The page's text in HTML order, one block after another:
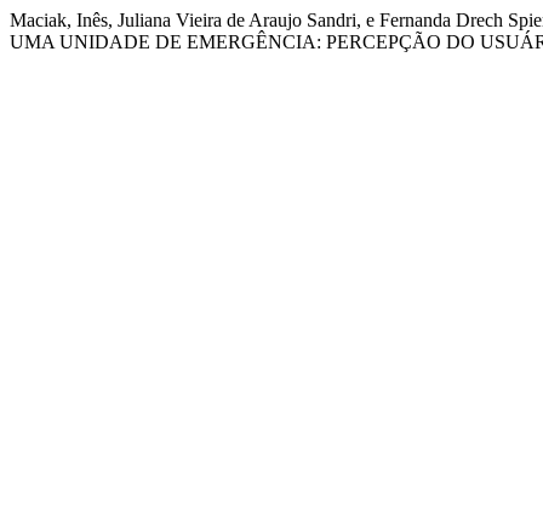
Maciak, Inês, Juliana Vieira de Araujo Sandri, e Fernanda
UMA UNIDADE DE EMERGÊNCIA: PERCEPÇÃO DO